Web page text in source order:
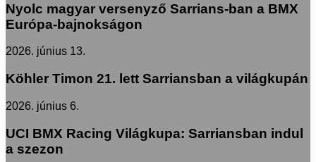
Nyolc magyar versenyző Sarrians-ban a BMX
Európa-bajnokságon
2026. június 13.
Köhler Timon 21. lett Sarriansban a világkupán
2026. június 6.
UCI BMX Racing Világkupa: Sarriansban indul
a szezon